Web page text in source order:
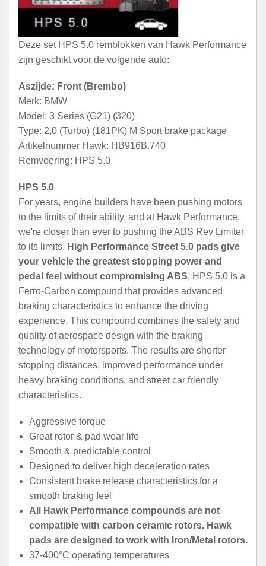
Deze set HPS 5.0 remblokken van Hawk Performance
zijn geschikt voor de volgende auto:
Aszijde: Front (Brembo)
Merk: BMW
Model: 3 Series (G21) (320)
Type: 2,0 (Turbo) (181PK) M Sport brake package
Artikelnummer Hawk: HB916B.740
Remvoering: HPS 5.0
HPS 5.0
For years, engine builders have been pushing motors
to the limits of their ability, and at Hawk Performance,
we're closer than ever to pushing the ABS Rev Limiter
to its limits. High Performance Street 5.0 pads give
your vehicle the greatest stopping power and
pedal feel without compromising ABS. HPS 5.0 is a
Ferro-Carbon compound that provides advanced
braking characteristics to enhance the driving
experience. This compound combines the safety and
quality of aerospace design with the braking
technology of motorsports. The results are shorter
stopping distances, improved performance under
heavy braking conditions, and street car friendly
characteristics.
Aggressive torque
Great rotor & pad wear life
Smooth & predictable control
Designed to deliver high deceleration rates
Consistent brake release characteristics for a
smooth braking feel
All Hawk Performance compounds are not
compatible with carbon ceramic rotors. Hawk
pads are designed to work with Iron/Metal rotors.
37-400°C operating temperatures